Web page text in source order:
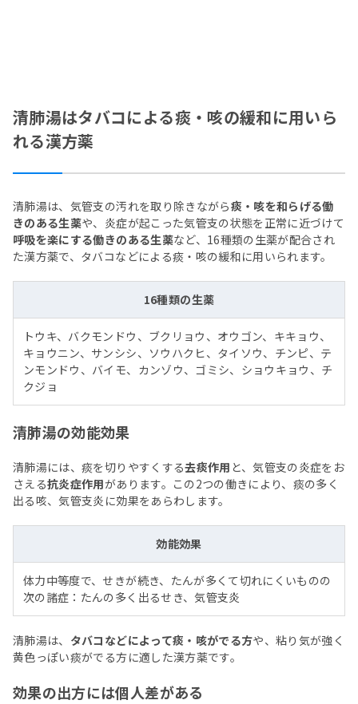
清肺湯はタバコによる痰・咳の緩和に用いら
れる漢方薬
清肺湯は、気管支の汚れを取り除きながら痰・咳を和らげる働
きのある生薬や、炎症が起こった気管支の状態を正常に近づけて
呼吸を楽にする働きのある生薬など、16種類の生薬が配合され
た漢方薬で、タバコなどによる痰・咳の緩和に用いられます。
16種類の生薬
トウキ、バクモンドウ、ブクリョウ、オウゴン、キキョウ、
キョウニン、サンシシ、ソウハクヒ、タイソウ、チンピ、テ
ンモンドウ、バイモ、カンゾウ、ゴミシ、ショウキョウ、チ
クジョ
清肺湯の効能効果
清肺湯には、痰を切りやすくする去痰作用 と、気管支の炎症をお
さえる抗炎症作用があります。この2つの働きにより、痰の多く
出る咳、気管支炎に効果をあらわします。
効能効果
体力中等度で、せきが続き、たんが多くて切れにくいものの
次の諸症：たんの多く出るせき、気管支炎
清肺湯は、 タバコなどによって痰・咳がでる方や、粘り気が強く
黄色っぽい痰がでる方に適した漢方薬です。
効果の出方には個人差がある